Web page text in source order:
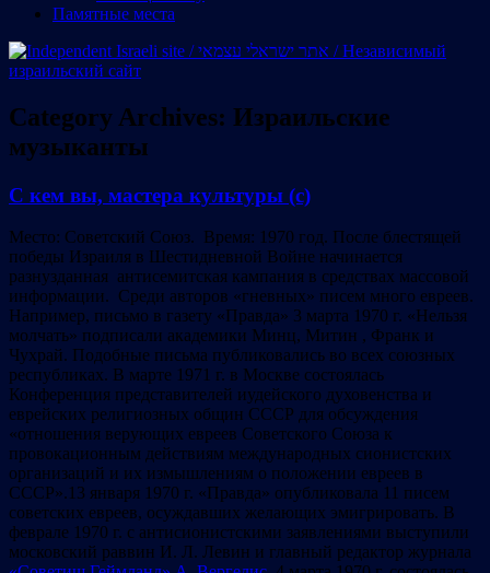
Памятные места
Category Archives: Израильские
музыканты
С кем вы, мастера культуры (с)
Место: Советский Союз. Время: 1970 год. После блестящей
победы Израиля в Шестидневной Войне начинается
разнузданная антисемитская кампания в средствах массовой
информации. Среди авторов «гневных» писем много евреев.
Например, письмо в газету «Правда» 3 марта 1970 г. «Нельзя
молчать» подписали академики Минц, Митин , Франк и
Чухрай. Подобные письма публиковались во всех союзных
республиках. В марте 1971 г. в Москве состоялась
Конференция представителей иудейского духовенства и
еврейских религиозных общин СССР для обсуждения
«отношения верующих евреев Советского Союза к
провокационным действиям международных сионистских
организаций и их измышлениям о положении евреев в
СССР».13 января 1970 г. «Правда» опубликовала 11 писем
советских евреев, осуждавших желающих эмигрировать. В
феврале 1970 г. с антисионистскими заявлениями выступили
московский раввин И. Л. Левин и главный редактор журнала